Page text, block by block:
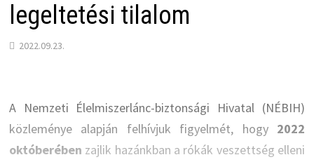
legeltetési tilalom
2022.09.23.
A Nemzeti Élelmiszerlánc-biztonsági Hivatal (NÉBIH)
közleménye alapján felhívjuk figyelmét, hogy 2022
októberében zajlik hazánkban a rókák veszettség elleni